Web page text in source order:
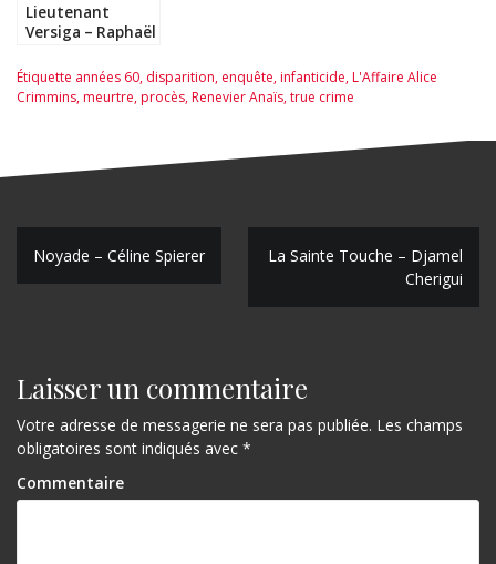
Lieutenant
Versiga – Raphaël
Étiquette années 60, disparition, enquête,infanticide,L'Affaire Alice
Crimmins,meurtre,procès,Renevier Anaïs,true crime
N
i
g
a
t
Noyade – Céline Spierer
La Sainte Touche – Djamel
Cherigui
Laisser un commentaire
Votre adresse de messagerie ne sera pas publiée. Les champs
obligatoires sont indiqués avec *
Commentaire